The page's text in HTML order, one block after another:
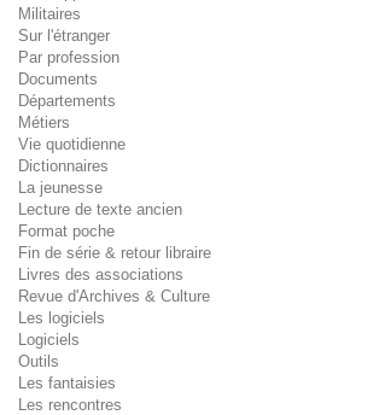
Militaires
Sur l'étranger
Par profession
Documents
Départements
Métiers
Vie quotidienne
Dictionnaires
La jeunesse
Lecture de texte ancien
Format poche
Fin de série & retour libraire
Livres des associations
Revue d'Archives & Culture
Les logiciels
Logiciels
Outils
Les fantaisies
Les rencontres